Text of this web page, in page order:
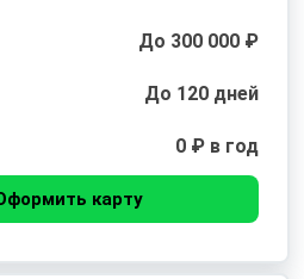
До 300 000 ₽
До 120 дней
0 ₽ в год
карту